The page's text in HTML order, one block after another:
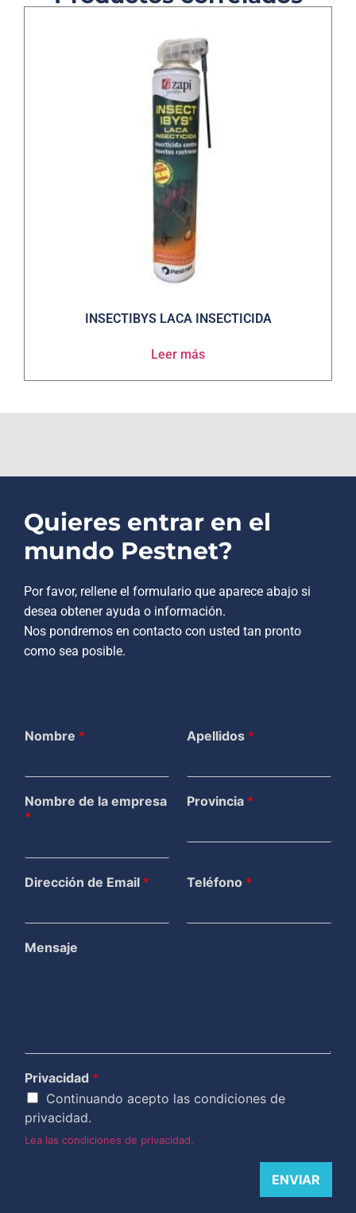
INSECTIBYS LACA INSECTICIDA
Leer más
Quieres entrar en el
mundo Pestnet?
Por favor, rellene el formulario que aparece abajo si
desea obtener ayuda o información.
Nos pondremos en contacto con usted tan pronto
como sea posible.
Nombre * Apellidos *
Nombre de la empresa
*
Provincia *
Dirección de Email * Teléfono *
Mensaje
Privacidad *
Continuando acepto las condiciones de
privacidad.
Lea las condiciones de privacidad.
ENVIAR